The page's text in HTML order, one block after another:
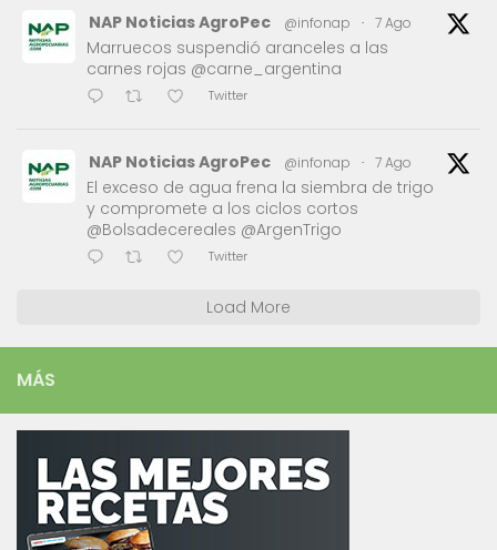
NAP Noticias AgroPec @infonap · 7 Ago
Marruecos suspendió aranceles a las
carnes rojas @carne_argentina
Twitter
NAP Noticias AgroPec @infonap · 7 Ago
El exceso de agua frena la siembra de trigo
y compromete a los ciclos cortos
@Bolsadecereales @ArgenTrigo
Twitter
Load More
MÁS